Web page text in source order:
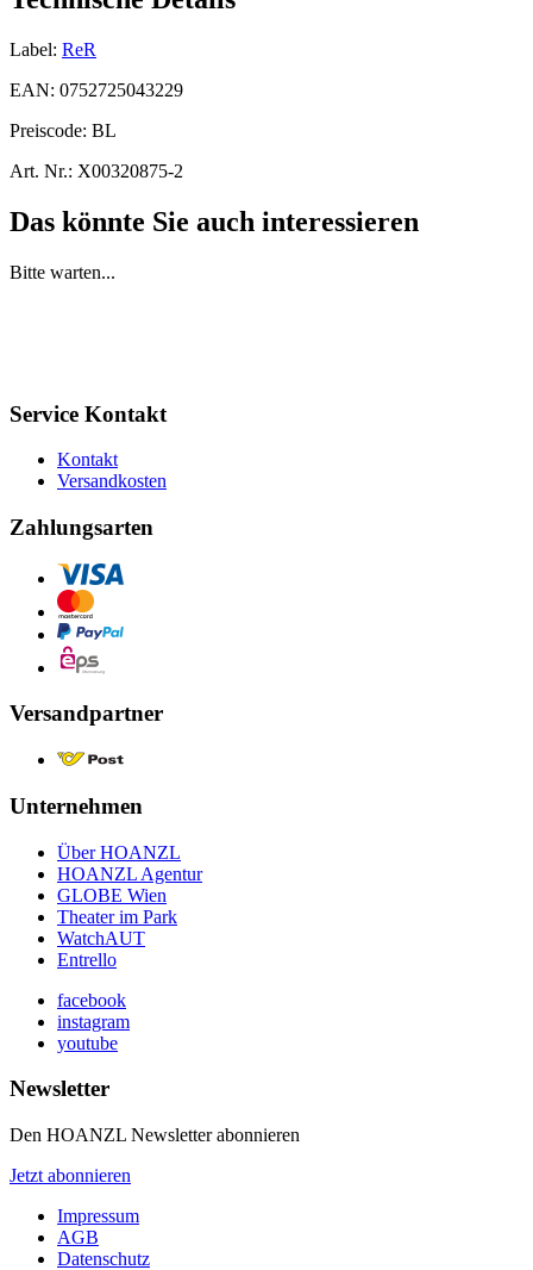
Label: ReR
EAN: 0752725043229
Preiscode: BL
Art. Nr.: X00320875-2
Das könnte Sie auch interessieren
Bitte warten...
Service Kontakt
Kontakt
Versandkosten
Zahlungsarten
Versandpartner
Unternehmen
Über HOANZL
HOANZL Agentur
GLOBE Wien
Theater im Park
WatchAUT
Entrello
facebook
instagram
youtube
Newsletter
Den HOANZL Newsletter abonnieren
Jetzt abonnieren
Impressum
AGB
Datenschutz